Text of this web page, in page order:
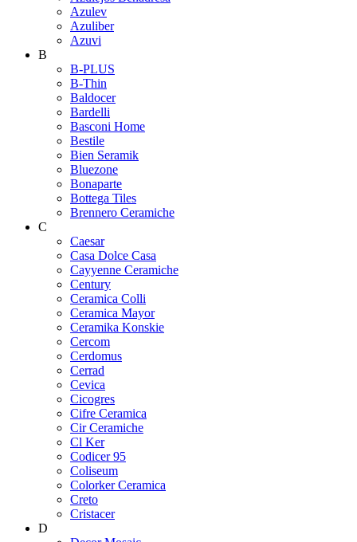
Azulev
Azuliber
Azuvi
B
B-PLUS
B-Thin
Baldocer
Bardelli
Basconi Home
Bestile
Bien Seramik
Bluezone
Bonaparte
Bottega Tiles
Brennero Ceramiche
C
Caesar
Casa Dolce Casa
Cayyenne Ceramiche
Century
Ceramica Colli
Ceramica Mayor
Ceramika Konskie
Cercom
Cerdomus
Cerrad
Cevica
Cicogres
Cifre Ceramica
Cir Ceramiche
Cl Ker
Codicer 95
Coliseum
Colorker Ceramica
Creto
Cristacer
D